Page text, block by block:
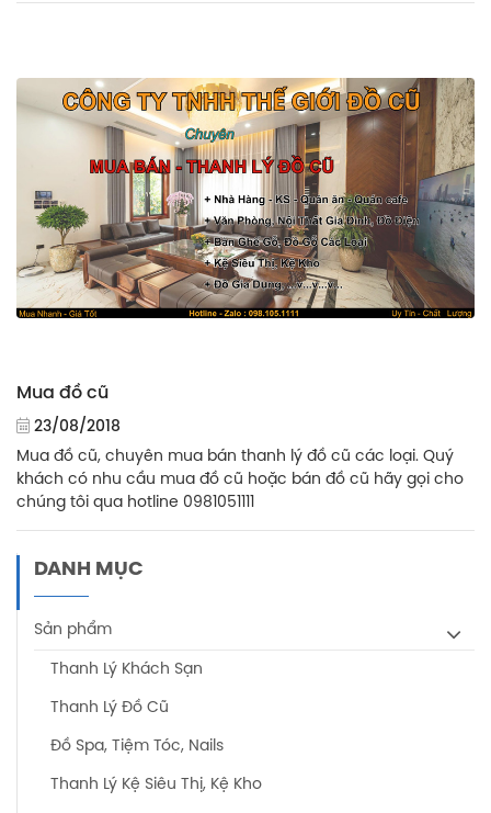
Mua đồ cũ
23/08/2018
Mua đồ cũ, chuyên mua bán thanh lý đồ cũ các loại. Quý
khách có nhu cầu mua đồ cũ hoặc bán đồ cũ hãy gọi cho
chúng tôi qua hotline 0981051111
DANH MỤC
Sản phẩm
Thanh Lý Khách Sạn
Thanh Lý Đồ Cũ
Đồ Spa, Tiệm Tóc, Nails
Thanh Lý Kệ Siêu Thị, Kệ Kho